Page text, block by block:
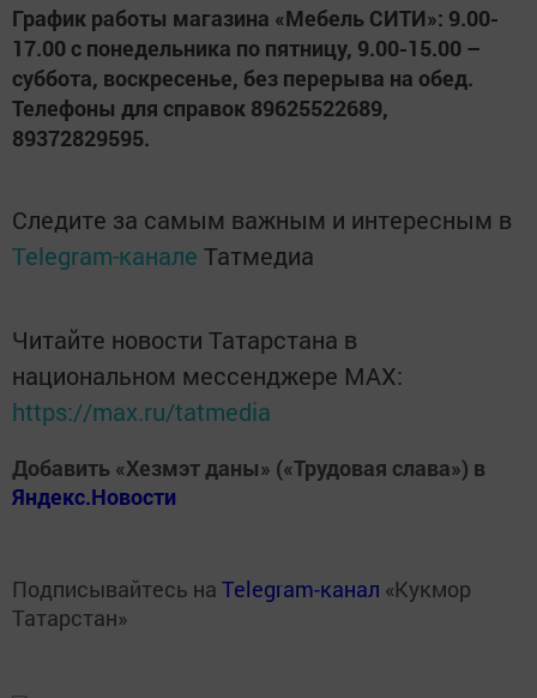
График работы магазина «Мебель СИТИ»: 9.00-
17.00 с понедельника по пятницу, 9.00-15.00 –
суббота, воскресенье, без перерыва на обед.
Телефоны для справок 89625522689,
89372829595.
Следите за самым важным и интересным в
Telegram-канале Татмедиа
Читайте новости Татарстана в
национальном мессенджере MАХ:
https://max.ru/tatmedia
Добавить «Хезмэт даны» («Трудовая слава») в
Яндекс.Новости
Подписывайтесь на Telegram-канал «Кукмор
Татарстан»